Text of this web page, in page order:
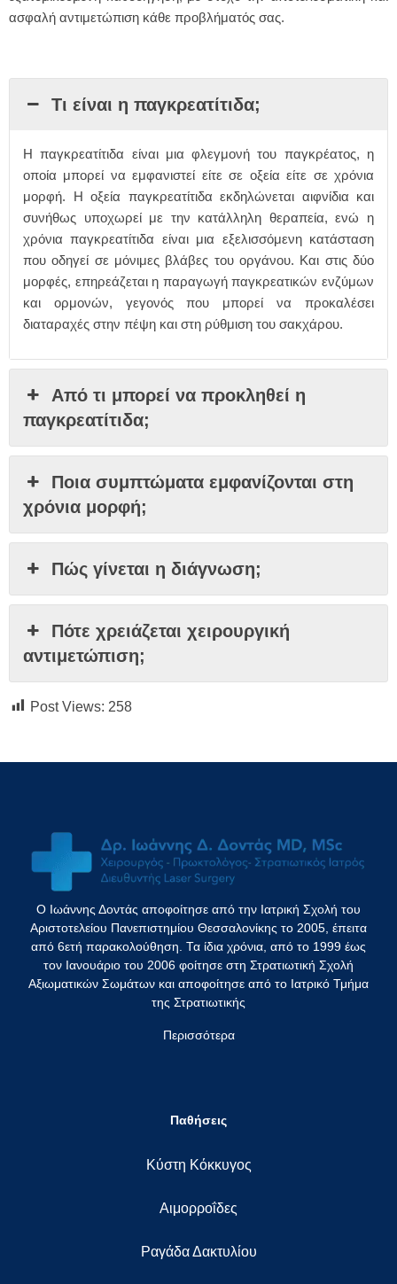
ασφαλή αντιμετώπιση κάθε προβλήματός σας.
Τι είναι η παγκρεατίτιδα;
Η παγκρεατίτιδα είναι μια φλεγμονή του παγκρέατος, η
οποία μπορεί να εμφανιστεί είτε σε οξεία είτε σε χρόνια
μορφή. Η οξεία παγκρεατίτιδα εκδηλώνεται αιφνίδια και
συνήθως υποχωρεί με την κατάλληλη θεραπεία, ενώ η
χρόνια παγκρεατίτιδα είναι μια εξελισσόμενη κατάσταση
που οδηγεί σε μόνιμες βλάβες του οργάνου. Και στις δύο
μορφές, επηρεάζεται η παραγωγή παγκρεατικών ενζύμων
και ορμονών, γεγονός που μπορεί να προκαλέσει
διαταραχές στην πέψη και στη ρύθμιση του σακχάρου.
Από τι μπορεί να προκληθεί η
παγκρεατίτιδα;
Ποια συμπτώματα εμφανίζονται στη
χρόνια μορφή;
Πώς γίνεται η διάγνωση;
Πότε χρειάζεται χειρουργική
αντιμετώπιση;
Post Views: 258
Ο Ιωάννης Δοντάς αποφοίτησε από την Ιατρική Σχολή του
Αριστοτελείου Πανεπιστημίου Θεσσαλονίκης το 2005, έπειτα
από 6ετή παρακολούθηση. Τα ίδια χρόνια, από το 1999 έως
τον Ιανουάριο του 2006 φοίτησε στη Στρατιωτική Σχολή
Αξιωματικών Σωμάτων και αποφοίτησε από το Ιατρικό Τμήμα
της Στρατιωτικής
Περισσότερα
Παθήσεις
Κύστη Κόκκυγος
Αιμορροΐδες
Ραγάδα Δακτυλίου